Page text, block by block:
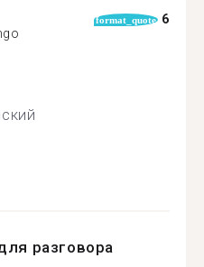
format_quote 6
разговора